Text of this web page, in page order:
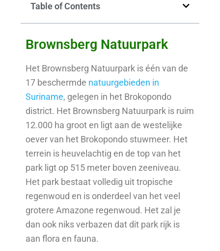
Table of Contents
Brownsberg Natuurpark
Het Brownsberg Natuurpark is één van de
17 beschermde natuurgebieden in
Suriname, gelegen in het Brokopondo
district. Het Brownsberg Natuurpark is ruim
12.000 ha groot en ligt aan de westelijke
oever van het Brokopondo stuwmeer. Het
terrein is heuvelachtig en de top van het
park ligt op 515 meter boven zeeniveau.
Het park bestaat volledig uit tropische
regenwoud en is onderdeel van het veel
grotere Amazone regenwoud. Het zal je
dan ook niks verbazen dat dit park rijk is
aan flora en fauna.